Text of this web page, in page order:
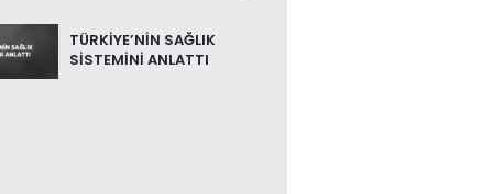
TÜRKİYE’NİN SAĞLIK
SİSTEMİNİ ANLATTI